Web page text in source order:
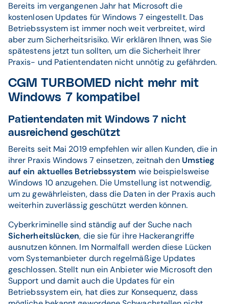
Bereits im vergangenen Jahr hat Microsoft die
kostenlosen Updates für Windows 7 eingestellt. Das
Betriebssystem ist immer noch weit verbreitet, wird
aber zum Sicherheitsrisiko. Wir erklären Ihnen, was Sie
spätestens jetzt tun sollten, um die Sicherheit Ihrer
Praxis- und Patientendaten nicht unnötig zu gefährden.
CGM TURBOMED nicht mehr mit
Windows 7 kompatibel
Patientendaten mit Windows 7 nicht
ausreichend geschützt
Bereits seit Mai 2019 empfehlen wir allen Kunden, die in
ihrer Praxis Windows 7 einsetzen, zeitnah den Umstieg
auf ein aktuelles Betriebssystem wie beispielsweise
Windows 10 anzugehen. Die Umstellung ist notwendig,
um zu gewährleisten, dass die Daten in der Praxis auch
weiterhin zuverlässig geschützt werden können.
Cyberkriminelle sind ständig auf der Suche nach
Sicherheitslücken, die sie für ihre Hackerangriffe
ausnutzen können. Im Normalfall werden diese Lücken
vom Systemanbieter durch regelmäßige Updates
geschlossen. Stellt nun ein Anbieter wie Microsoft den
Support und damit auch die Updates für ein
Betriebssystem ein, hat dies zur Konsequenz, dass